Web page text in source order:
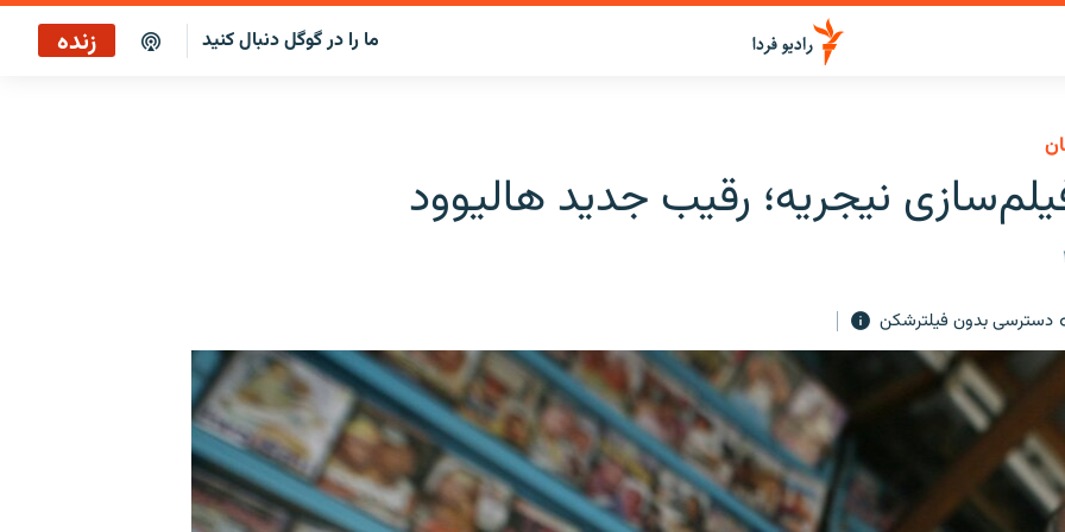
ما را در گوگل دنبال کنید زنده
نيجريه؛ رقيب جديد هاليوود
دسترسی بدون فیلترشکن